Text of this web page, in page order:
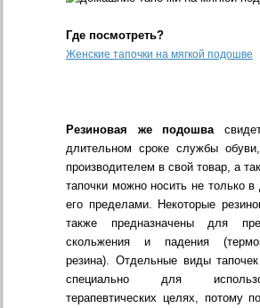
Где посмотреть?
Женские тапочки на мягкой подошве
Резиновая же подошва
длительном сроке службы
производителем в свой товар, а
тапочки можно носить не только
его пределами. Некоторые
также предназначены для
скольжения и падения
резина). Отдельные виды
специально для
терапевтических целях, потому